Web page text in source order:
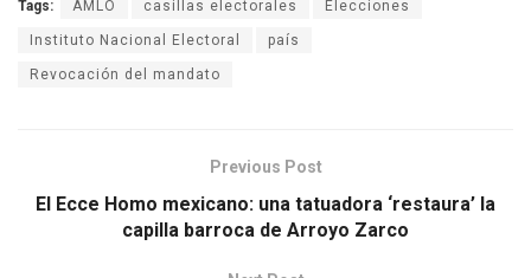
Tags: AMLO casillas electorales Elecciones
Instituto Nacional Electoral país
Revocación del mandato
Previous Post
El Ecce Homo mexicano: una tatuadora ‘restaura’ la
capilla barroca de Arroyo Zarco